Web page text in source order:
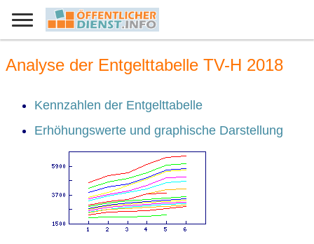
Analyse der Entgelttabelle TV-H 2018
Kennzahlen der Entgelttabelle
Erhöhungswerte und graphische Darstellung